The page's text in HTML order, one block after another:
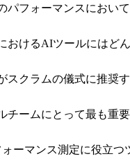
パフォーマンスにおい
おけるAIツールにはど
スクラムの儀式に推奨
チームにとって最も重
ォーマンス測定に役立つ